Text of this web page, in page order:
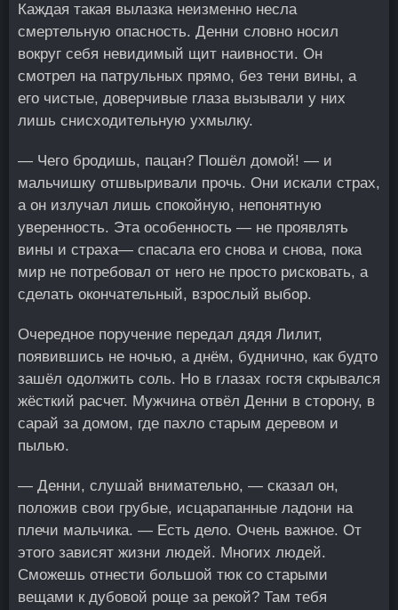
Каждая такая вылазка неизменно несла
смертельную опасность. Денни словно носил
вокруг себя невидимый щит наивности. Он
смотрел на патрульных прямо, без тени вины, а
его чистые, доверчивые глаза вызывали у них
лишь снисходительную ухмылку.
— Чего бродишь, пацан? Пошёл домой! — и
мальчишку отшвыривали прочь. Они искали страх,
а он излучал лишь спокойную, непонятную
уверенность. Эта особенность — не проявлять
вины и страха— спасала его снова и снова, пока
мир не потребовал от него не просто рисковать, а
сделать окончательный, взрослый выбор.
Очередное поручение передал дядя Лилит,
появившись не ночью, а днём, буднично, как будто
зашёл одолжить соль. Но в глазах гостя скрывался
жёсткий расчет. Мужчина отвёл Денни в сторону, в
сарай за домом, где пахло старым деревом и
пылью.
— Денни, слушай внимательно, — сказал он,
положив свои грубые, исцарапанные ладони на
плечи мальчика. — Есть дело. Очень важное. От
этого зависят жизни людей. Многих людей.
Сможешь отнести большой тюк со старыми
вещами к дубовой роще за рекой? Там тебя